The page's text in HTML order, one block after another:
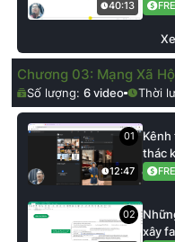
40:13
Chương 03: Mạng Xã
Số lượng:6 video Thời
01
12:47
Kênh
thác
02
xây